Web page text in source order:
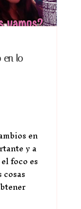
en lo
en
y a
foco es